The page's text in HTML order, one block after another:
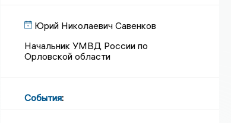
Юрий Николаевич Савенков
Начальник УМВД России по
Орловской области
События: